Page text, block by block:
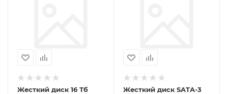
Жесткий диск 16 Тб
Жесткий диск SATA-3